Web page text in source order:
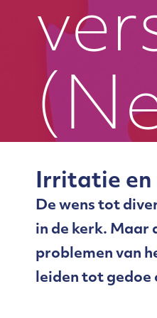
Irritatie en
De wens tot
in de kerk. Maar
problemen van
leiden tot gedoe